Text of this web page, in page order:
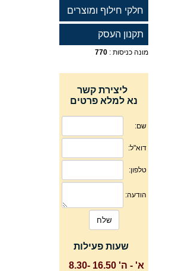
חלקי חילוף ומוצרים
תקנון העסק
מונה כניסות : 770
ליצירת קשר
נא למלא פרטים
שעות פעילות
א' - ה' 16.50 -8.30